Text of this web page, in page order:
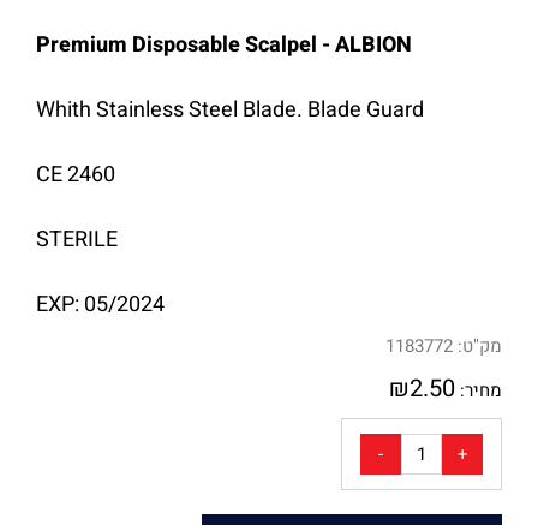
Premium Disposable Scalpel - ALBION
Whith Stainless Steel Blade. Blade Guard
CE 2460
STERILE
EXP: 05/2024
מק"ט: 1183772
מחיר:
₪2.50